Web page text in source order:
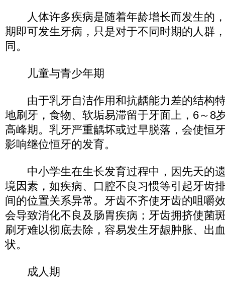
人体许多疾病是随着年龄增长而发生的
期即可发生牙病，只是对于不同时期的人群
同。
儿童与青少年期
由于乳牙自洁作用和抗龋能力差的结构
地刷牙，食物、软垢易滞留于牙面上，6～8
高峰期。乳牙严重龋坏或过早脱落，会使恒
影响继位恒牙的发育。
中小学生在生长发育过程中，因先天的
境因素，如疾病、口腔不良习惯等引起牙齿
间的位置关系异常。牙齿不齐使牙齿的咀嚼
会导致消化不良及肠胃疾病；牙齿拥挤使菌
刷牙难以彻底去除，容易发生牙龈肿胀、出
状。
成人期